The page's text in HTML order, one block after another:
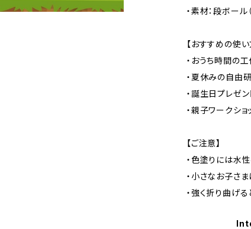
・素材：段ボール
【おすすめの使い
・おうち時間の
・夏休みの自由
・誕生日プレゼン
・親子ワークショ
【ご注意】
・色塗りには水
・小さなお子さ
・強く折り曲げ